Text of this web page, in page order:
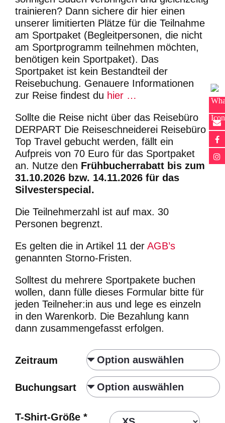
trainieren? Dann sichere dir hier einen
unserer limitierten Plätze für die Teilnahme
am Sportpaket (Begleitpersonen, die nicht
am Sportprogramm teilnehmen möchten,
benötigen kein Sportpaket). Das
Sportpaket ist kein Bestandteil der
Reisebuchung. Genauere Informationen
zur Reise findest du hier …
Sollte die Reise nicht über das Reisebüro
DERPART Die Reiseschneiderei Reisebüro
Top Travel gebucht werden, fällt ein
Aufpreis von 70 Euro für das Sportpaket
an. Nutze den Frühbucherrabatt bis zum
31.10.2026 bzw. 14.11.2026 für das
Silvesterspecial.
Die Teilnehmerzahl ist auf max. 30
Personen begrenzt.
Es gelten die in Artikel 11 der AGB’s
genannten Storno-Fristen.
Solltest du mehrere Sportpakete buchen
wollen, dann fülle dieses Formular bitte für
jeden Teilneher:in aus und lege es einzeln
in den Warenkorb. Die Bezahlung kann
dann zusammengefasst erfolgen.
Zeitraum
Buchungsart
T-Shirt-Größe *